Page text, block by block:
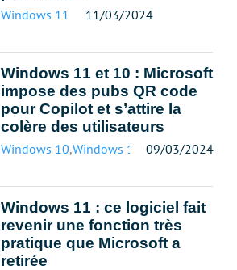
Windows 11 11/03/2024
Windows 11 et 10 : Microsoft
impose des pubs QR code
pour Copilot et s’attire la
colère des utilisateurs
Windows 10,Windows 11 09/03/2024
Windows 11 : ce logiciel fait
revenir une fonction très
pratique que Microsoft a
retirée